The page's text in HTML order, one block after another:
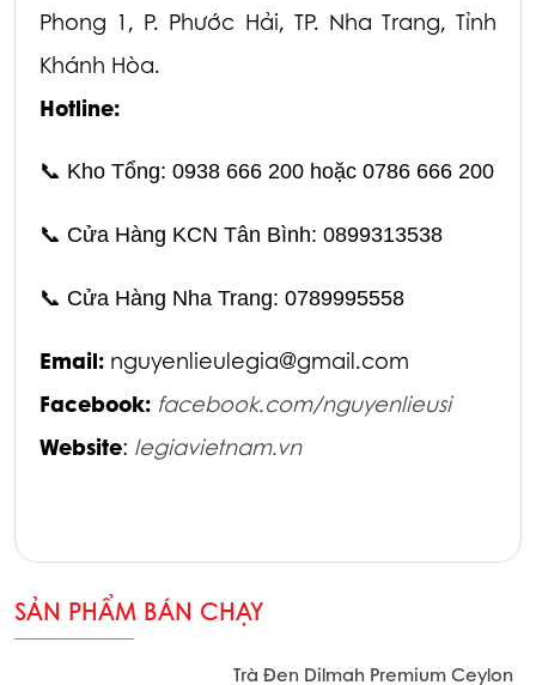
Phong 1, P. Phước Hải, TP. Nha Trang, Tỉnh
Khánh Hòa.
Hotline:
📞 Kho Tổng: 0938 666 200 hoặc 0786 666 200
📞 Cửa Hàng KCN Tân Bình: 0899313538
📞 Cửa Hàng Nha Trang: 0789995558
Email: nguyenlieulegia@gmail.com
Facebook: facebook.com/nguyenlieusi
Website: legiavietnam.vn
SẢN PHẨM BÁN CHẠY